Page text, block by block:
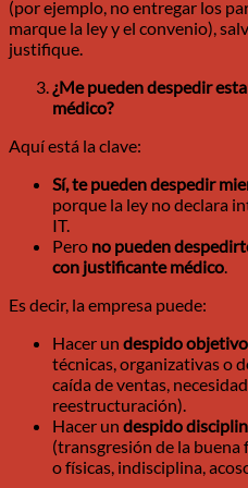
(por ejemplo, no entregar los
marque la ley y el convenio),
justifique.
¿Me pueden despedir
médico?
Aquí está la clave:
Sí, te pueden despedir
porque la ley no declara
IT.
Pero no pueden
con justificante médico.
Es decir, la empresa puede:
Hacer un despido objetivo
técnicas, organizativas o
caída de ventas,
reestructuración).
Hacer un despido
(transgresión de la buena
o físicas, indisciplina,